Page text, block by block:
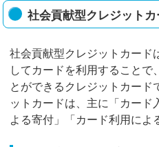
社会貢献型クレジットカ
社会貢献型クレジットカード
してカードを利用することで
とができるクレジットカード
ットカードは、主に「カード
よる寄付」「カード利用によ